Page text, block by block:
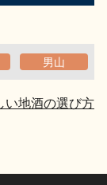
男山
い地酒の選び方